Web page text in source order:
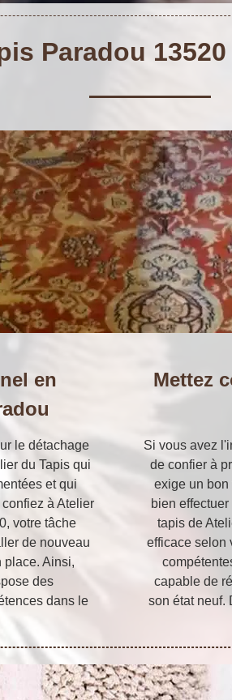
Paradou
en
le détachage
du Tapis qui
et qui
à Atelier
votre tâche
de nouveau
place. Ainsi,
des
dans le
Mettez
Si vous avez
de confier à
exige un bon
bien
tapis de
efficace selon
capable de
son état neuf.